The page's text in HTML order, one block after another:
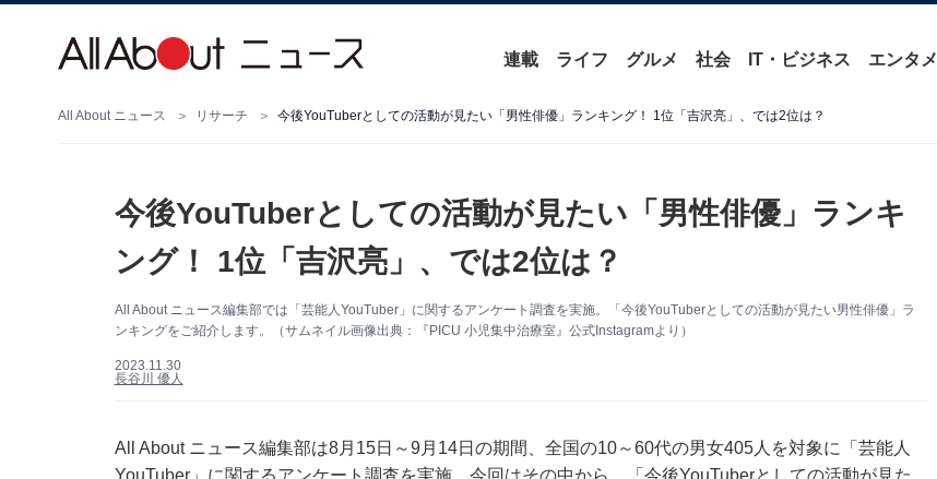
連載 ライフ グルメ 社会 IT・ビジネス エンタメ
All About ニュース リサーチ 今後YouTuberとしての活動が見たい「男性俳優」ランキング！ 1位「吉沢亮」、では2位は？
今後YouTuberとしての活動が見たい「男性俳優」ランキ
ング！ 1位「吉沢亮」、では2位は？
All About ニュース編集部では「芸能人YouTuber」に関するアンケート調査を実施。「今後YouTuberとしての活動が見たい男性俳優」ラ
ンキングをご紹介します。（サムネイル画像出典：『PICU 小児集中治療室』公式Instagramより）
2023.11.30
長谷川 優人
All About ニュース編集部は8月15日～9月14日の期間、全国の10～60代の男女405人を対象に「芸能人